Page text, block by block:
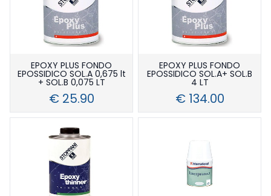
EPOXY PLUS FONDO
EPOSSIDICO SOL.A 0,675 lt
+ SOL.B 0,075 LT
€ 25.90
EPOXY PLUS FONDO
EPOSSIDICO SOL.A+ SOL.B
4 LT
€ 134.00